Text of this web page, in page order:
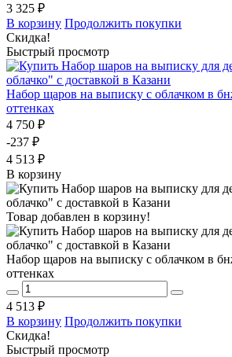
3 325 ₽
В корзину Продолжить покупки
Скидка!
Быстрый просмотр
Набор щаров на выписку с облачком в
оттенках
4 750 ₽
-237 ₽
4 513 ₽
В корзину
Товар добавлен в корзину!
Набор щаров на выписку с облачком в
оттенках
4 513 ₽
В корзину Продолжить покупки
Скидка!
Быстрый просмотр